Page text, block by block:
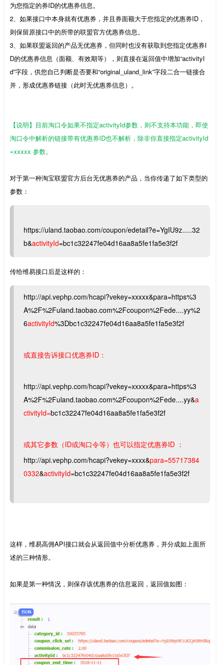
为您指定的券ID的优惠券信息。
2、如果接口中本身就有优惠券，并且券面额大于您指定的优惠券ID，
则保留原接口中的所带的联盟官方优惠券信息。
3、如果联盟返回的产品无优惠券，但同时也没有获取到您指定优惠券I
D的优惠券信息（面额、有效期等），则直接在返回值中增加“activityI
d”字段，供您自己判断是否要和“original_uland_link”字段二合一链接合
并，形成优惠券链接（此时无优惠券信息）。
【说明】目前淘口令如果不指定activityId参数，则不支持本功能，即使
淘口令中解析的链接带有优惠券ID也不解析，除非你直接指定activityId
=xxxxx 参数。
对于第一种淘宝联盟官方后台无优惠券的产品，当你传递了如下类型的
参数：
https://uland.taobao.com/coupon/edetail?e=YgIU9z.....32
b&activityId=bc1c32247fe04d16aa8a5fe1fa5e3f2f
传给维易接口后是这样的：
http://api.vephp.com/hcapi?vekey=xxxxx&para=https%3
A%2F%2Fuland.taobao.com%2Fcoupon%2Fede....yy%2
6activityId%3Dbc1c32247fe04d16aa8a5fe1fa5e3f2f
或直接告诉接口优惠券ID：
http://api.vephp.com/hcapi?vekey=xxxxx&para=https%3
A%2F%2Fuland.taobao.com%2Fcoupon%2Fede....yy&a
ctivityId=bc1c32247fe04d16aa8a5fe1fa5e3f2f
或其它参数（ID或淘口令等）也可以指定优惠券ID ：
http://api.vephp.com/hcapi?vekey=xxxx&para=55717384
0332&activityId=bc1c32247fe04d16aa8a5fe1fa5e3f2f
这样，维易高佣API接口就会从返回值中分析优惠券，并分成如上面所
述的三种情形。
如果是第一种情况，则保存该优惠券的信息返回，返回值如图：